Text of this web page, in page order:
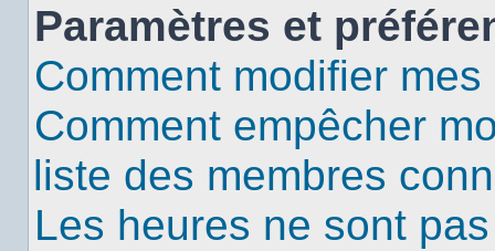
Paramètres et
Comment modifier
Comment empêcher
liste des membres
Les heures ne sont